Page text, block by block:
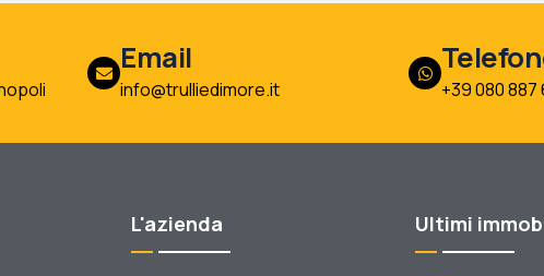
Email
info@trulliedimore.it +39 080 887
L'azienda Ultimi